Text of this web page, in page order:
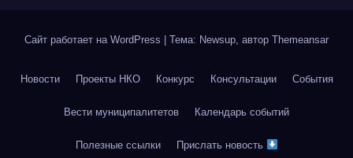
Сайт работает на WordPress Тема: Newsup, автор Themeansar
Новости Проекты НКО Конкурс Консультации События
Вести муниципалитетов Календарь событий
Полезные ссылки Прислать новость